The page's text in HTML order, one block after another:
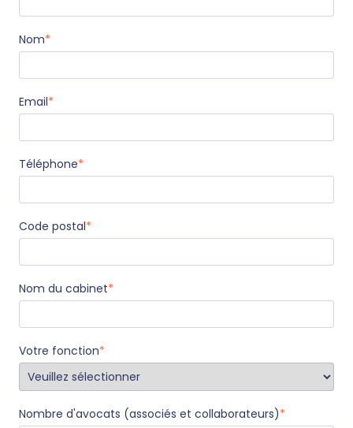
Nom*
Email*
Téléphone*
Code postal*
Nom du cabinet*
Votre fonction*
Nombre d'avocats (associés et collaborateurs)*